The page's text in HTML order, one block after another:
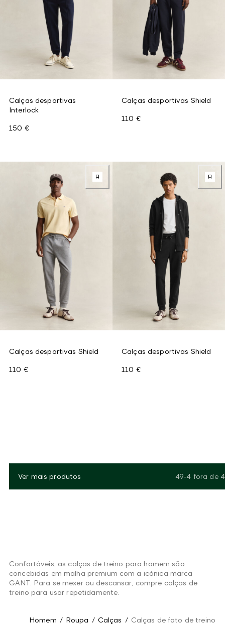
Calças desportivas
Interlock
150 €
Calças desportivas Shield
110 €
Calças desportivas Shield
110 €
Calças desportivas Shield
110 €
Ver mais produtos 49-4 fora de 4
Confortáveis, as calças de treino para homem são
concebidas em malha premium com a icónica marca
GANT. Para se mexer ou descansar, compre calças de
treino para usar repetidamente.
Homem / Roupa / Calças / Calças de fato de treino